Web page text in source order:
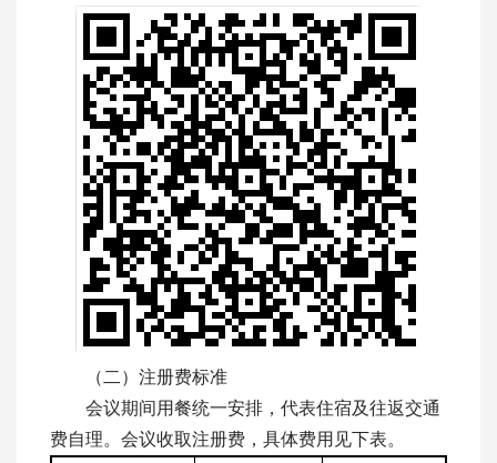
（二）注册费标准
会议期间用餐统一安排，代表住宿及往返交通
费自理。会议收取注册费，具体费用见下表。